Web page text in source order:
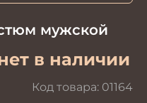
мужской
в наличии
Код товара: 01164